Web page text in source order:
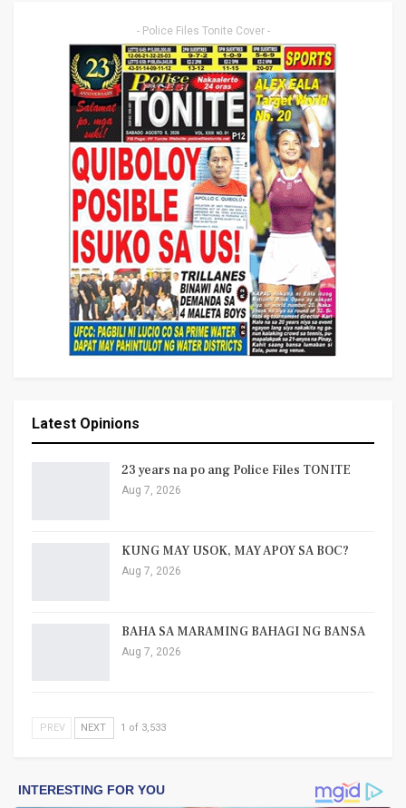
- Police Files Tonite Cover -
Latest Opinions
23 years na po ang Police Files TONITE
Aug 7, 2026
KUNG MAY USOK, MAY APOY SA BOC?
Aug 7, 2026
BAHA SA MARAMING BAHAGI NG BANSA
Aug 7, 2026
PREV NEXT 1 of 3,533